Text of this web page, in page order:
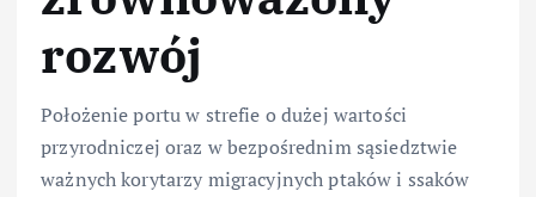
rozwój
Położenie portu w strefie o dużej wartości
przyrodniczej oraz w bezpośrednim sąsiedztwie
ważnych korytarzy migracyjnych ptaków i ssaków